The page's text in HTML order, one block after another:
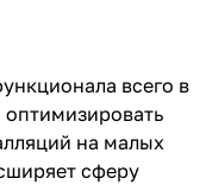
всего в
на малых
сферу